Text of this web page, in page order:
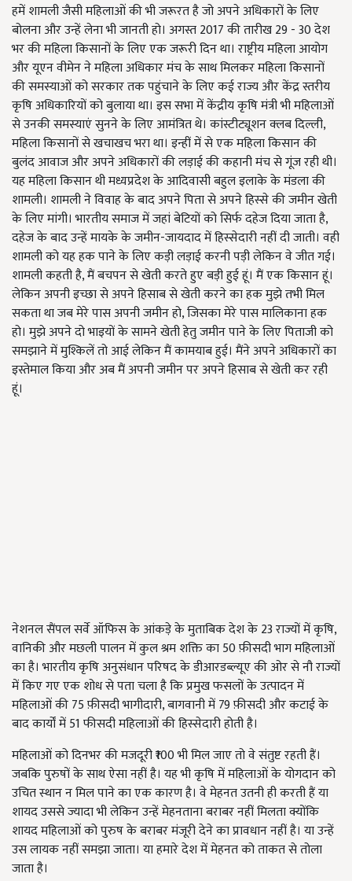
हमें शामली जैसी महिलाओं की भी जरूरत है जो अपने अधिकारों के लिए
बोलना और उन्हें लेना भी जानती हो। अगस्त 2017 की तारीख 29 - 30 देश
भर की महिला किसानों के लिए एक जरूरी दिन था। राष्ट्रीय महिला आयोग
और यूएन वीमेन ने महिला अधिकार मंच के साथ मिलकर महिला किसानों
की समस्याओं को सरकार तक पहुंचाने के लिए कई राज्य और केंद्र स्तरीय
कृषि अधिकारियों को बुलाया था। इस सभा में केंद्रीय कृषि मंत्री भी महिलाओं
से उनकी समस्याएं सुनने के लिए आमंत्रित थे। कांस्टीट्यूशन क्लब दिल्ली,
महिला किसानों से खचाखच भरा था। इन्हीं में से एक महिला किसान की
बुलंद आवाज और अपने अधिकारों की लड़ाई की कहानी मंच से गूंज रही थी।
यह महिला किसान थी मध्यप्रदेश के आदिवासी बहुल इलाके के मंडला की
शामली। शामली ने विवाह के बाद अपने पिता से अपने हिस्से की जमीन खेती
के लिए मांगी। भारतीय समाज में जहां बेटियों को सिर्फ दहेज दिया जाता है,
दहेज के बाद उन्हें मायके के जमीन-जायदाद में हिस्सेदारी नहीं दी जाती। वही
शामली को यह हक पाने के लिए कड़ी लड़ाई करनी पड़ी लेकिन वे जीत गई।
शामली कहती है, मैं बचपन से खेती करते हुए बड़ी हुई हूं। मैं एक किसान हूं।
लेकिन अपनी इच्छा से अपने हिसाब से खेती करने का हक मुझे तभी मिल
सकता था जब मेरे पास अपनी जमीन हो, जिसका मेरे पास मालिकाना हक
हो। मुझे अपने दो भाइयों के सामने खेती हेतु जमीन पाने के लिए पिताजी को
समझाने में मुश्किलें तो आई लेकिन मैं कामयाब हुई। मैंने अपने अधिकारों का
इस्तेमाल किया और अब मैं अपनी जमीन पर अपने हिसाब से खेती कर रही
हूं।
नेशनल सैंपल सर्वे ऑफिस के आंकड़े के मुताबिक देश के 23 राज्यों में कृषि,
वानिकी और मछली पालन में कुल श्रम शक्ति का 50 फ़ीसदी भाग महिलाओं
का है। भारतीय कृषि अनुसंधान परिषद के डीआरडब्ल्यूए की ओर से नौ राज्यों
में किए गए एक शोध से पता चला है कि प्रमुख फसलों के उत्पादन में
महिलाओं की 75 फ़ीसदी भागीदारी, बागवानी में 79 फ़ीसदी और कटाई के
बाद कार्यों में 51 फीसदी महिलाओं की हिस्सेदारी होती है।
महिलाओं को दिनभर की मजदूरी ₹100 भी मिल जाए तो वे संतुष्ट रहती हैं।
जबकि पुरुषों के साथ ऐसा नहीं है। यह भी कृषि में महिलाओं के योगदान को
उचित स्थान न मिल पाने का एक कारण है। वे मेहनत उतनी ही करती हैं या
शायद उससे ज्यादा भी लेकिन उन्हें मेहनताना बराबर नहीं मिलता क्योंकि
शायद महिलाओं को पुरुष के बराबर मंजूरी देने का प्रावधान नहीं है। या उन्हें
उस लायक नहीं समझा जाता। या हमारे देश में मेहनत को ताकत से तोला
जाता है।